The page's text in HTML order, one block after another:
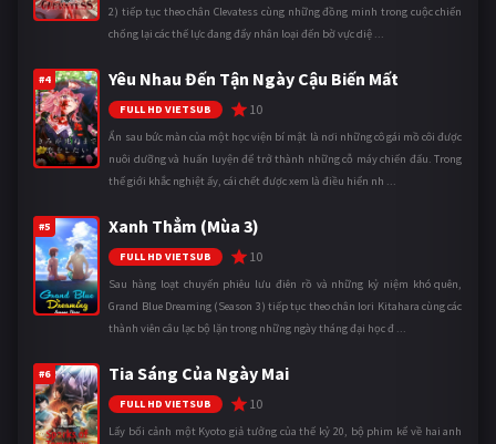
2) tiếp tục theo chân Clevatess cùng những đồng minh trong cuộc chiến
chống lại các thế lực đang đẩy nhân loại đến bờ vực diệ ...
#4 Yêu Nhau Đến Tận Ngày Cậu Biến Mất
FULL HD VIETSUB 10
Ẩn sau bức màn của một học viện bí mật là nơi những cô gái mồ côi được
nuôi dưỡng và huấn luyện để trở thành những cỗ máy chiến đấu. Trong
thế giới khắc nghiệt ấy, cái chết được xem là điều hiển nh ...
#5 Xanh Thẳm (Mùa 3)
FULL HD VIETSUB 10
Sau hàng loạt chuyến phiêu lưu điên rồ và những kỷ niệm khó quên,
Grand Blue Dreaming (Season 3) tiếp tục theo chân Iori Kitahara cùng các
thành viên câu lạc bộ lặn trong những ngày tháng đại học đ ...
#6 Tia Sáng Của Ngày Mai
FULL HD VIETSUB 10
Lấy bối cảnh một Kyoto giả tưởng của thế kỷ 20, bộ phim kể về hai anh